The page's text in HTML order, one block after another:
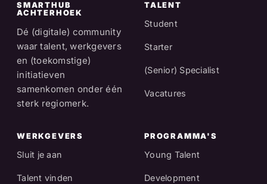
SMARTHUB
ACHTERHOEK
Dé (digitale) community
waar talent, werkgevers
en (toekomstige)
initiatieven
samenkomen onder één
sterk regiomerk.
TALENT
Student
Starter
(Senior) Specialist
Vacatures
WERKGEVERS
Sluit je aan
Talent vinden
PROGRAMMA'S
Young Talent
Development